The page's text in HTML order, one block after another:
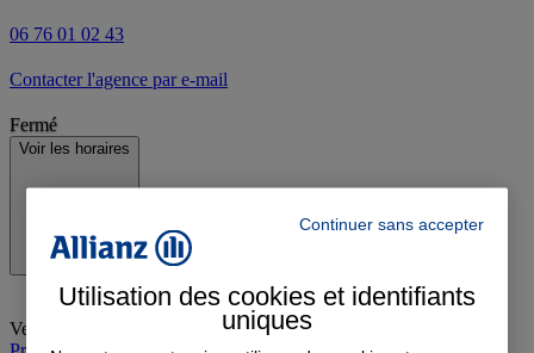
06 76 01 02 43
Contacter l'agence par e-mail
Fermé
Voir les horaires
Vendredi
09:00-12:00, 14:00-19:00
Continuer sans accepter
Utilisation des cookies et identifiants
uniques